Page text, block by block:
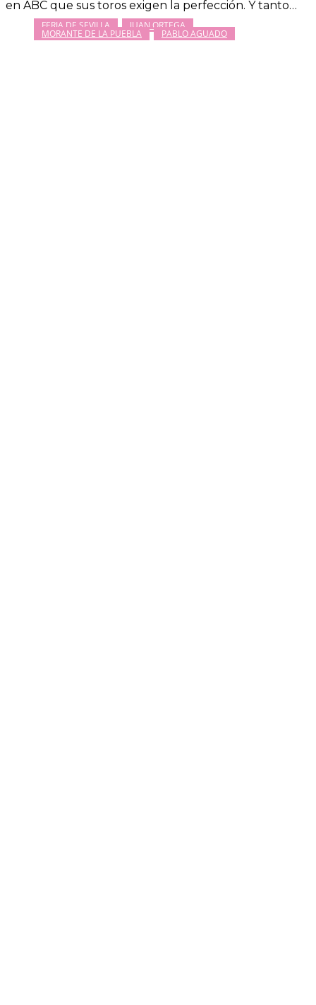
en ABC que sus toros exigen la perfección. Y tanto…
FERIA DE SEVILLA JUAN ORTEGA
MORANTE DE LA PUEBLA PABLO AGUADO